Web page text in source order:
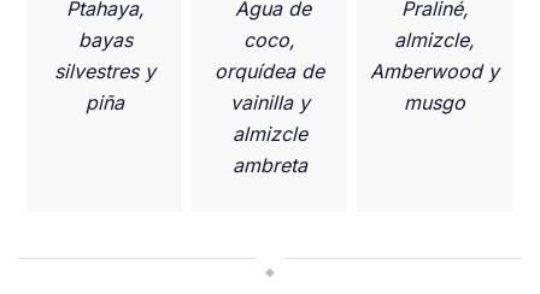
Ptahaya,
bayas
silvestres y
piña
Agua de
coco,
orquídea de
vainilla y
almizcle
ambreta
Praliné,
almizcle,
Amberwood y
musgo
◆